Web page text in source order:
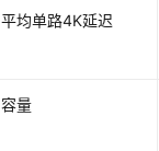
平均单路4K延迟
容量